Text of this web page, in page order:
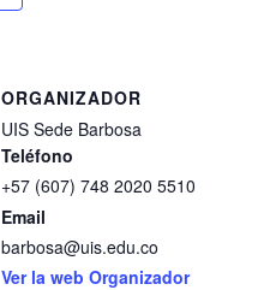
ORGANIZADOR
UIS Sede Barbosa
Teléfono
+57 (607) 748 2020 5510
Email
barbosa@uis.edu.co
Ver la web Organizador